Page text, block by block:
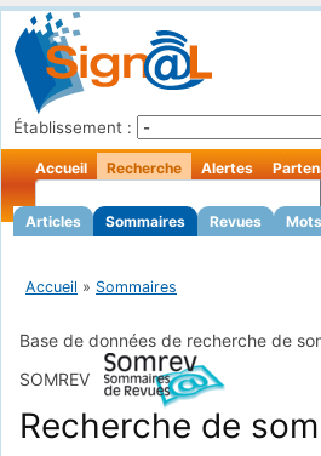
Établissement :
Accueil Recherche
Articles Sommaires Revues
Alertes
Accueil » Sommaires
Base de données de recherche de
SOMREV
Recherche de